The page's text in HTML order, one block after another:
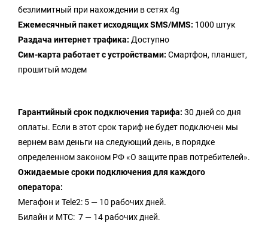
безлимитный при нахождении в сетях 4g
Ежемесячный пакет исходящих SMS/MMS: 1000 штук
Раздача интернет трафика: Доступно
Сим-карта работает с устройствами: Смартфон, планшет,
прошитый модем
Гарантийный срок подключения тарифа: 30 дней со дня
оплаты. Если в этот срок тариф не будет подключен мы
вернем вам деньги на следующий день, в порядке
определенном законом РФ «О защите прав потребителей».
Ожидаемые сроки подключения для каждого
оператора:
Мегафон и Tele2: 5 — 10 рабочих дней.
Билайн и МТС: 7 — 14 рабочих дней.